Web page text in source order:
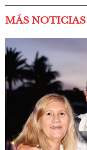
MÁS NOTICIAS